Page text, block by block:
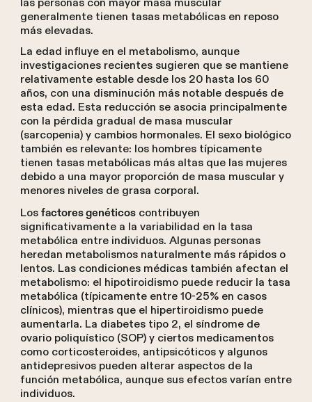
generalmente tienen tasas metabólicas en reposo
más elevadas.
La edad influye en el metabolismo, aunque
investigaciones recientes sugieren que se mantiene
relativamente estable desde los 20 hasta los 60
años, con una disminución más notable después de
esta edad. Esta reducción se asocia principalmente
con la pérdida gradual de masa muscular
(sarcopenia) y cambios hormonales. El sexo biológico
también es relevante: los hombres típicamente
tienen tasas metabólicas más altas que las mujeres
debido a una mayor proporción de masa muscular y
menores niveles de grasa corporal.
Los factores genéticoscontribuyen
significativamente a la variabilidad en la tasa
metabólica entre individuos. Algunas personas
heredan metabolismos naturalmente más rápidos o
lentos. Las condiciones médicas también afectan el
metabolismo: el hipotiroidismo puede reducir la tasa
metabólica (típicamente entre 10-25% en casos
clínicos), mientras que el hipertiroidismo puede
aumentarla. La diabetes tipo 2, el síndrome de
ovario poliquístico (SOP) y ciertos medicamentos
como corticosteroides, antipsicóticos y algunos
antidepresivos pueden alterar aspectos de la
función metabólica, aunque sus efectos varían entre
individuos.